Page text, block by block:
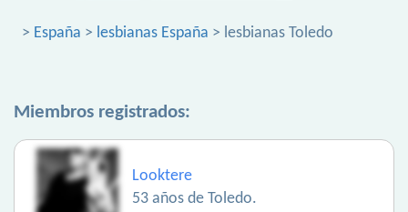
> España > lesbianas España > lesbianas Toledo
Miembros registrados:
Looktere
53 años de Toledo.